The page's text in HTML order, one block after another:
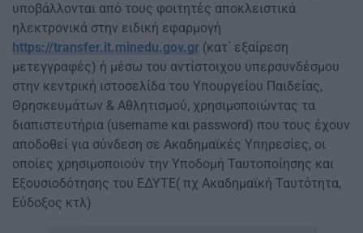
υποβάλλονται από τους φοιτητές αποκλειστικά
ηλεκτρονικά στην ειδική εφαρμογή
https://transfer.it.minedu.gov.gr (κατ΄ εξαίρεση
μετεγγραφές) ή μέσω του αντίστοιχου υπερσυνδέσμου
στην κεντρική ιστοσελίδα του Υπουργείου Παιδείας,
Θρησκευμάτων & Αθλητισμού, χρησιμοποιώντας τα
διαπιστευτήρια (username και password) που τους έχουν
αποδοθεί για σύνδεση σε Ακαδημαϊκές Υπηρεσίες, οι
οποίες χρησιμοποιούν την Υποδομή Ταυτοποίησης και
Εξουσιοδότησης του ΕΔΥΤΕ( πχ Ακαδημαϊκή Ταυτότητα,
Εύδοξος κτλ)